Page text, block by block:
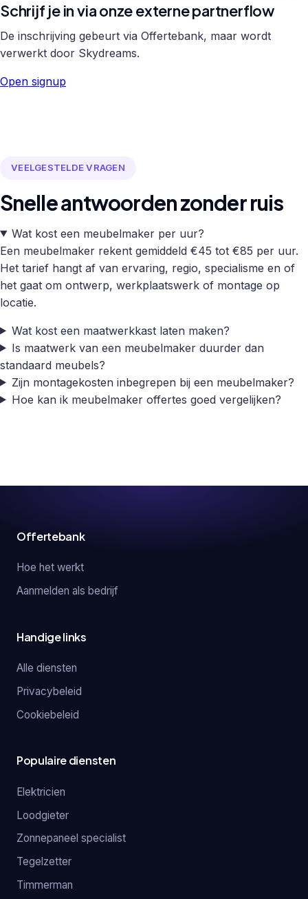
Schrijf je in via onze externe partnerflow
De inschrijving gebeurt via Offertebank, maar wordt
verwerkt door Skydreams.
Open signup
VEELGESTELDE VRAGEN
Snelle antwoorden zonder ruis
Wat kost een meubelmaker per uur?
Een meubelmaker rekent gemiddeld €45 tot €85 per uur.
Het tarief hangt af van ervaring, regio, specialisme en of
het gaat om ontwerp, werkplaatswerk of montage op
locatie.
Wat kost een maatwerkkast laten maken?
Is maatwerk van een meubelmaker duurder dan
standaard meubels?
Zijn montagekosten inbegrepen bij een meubelmaker?
Hoe kan ik meubelmaker offertes goed vergelijken?
Offertebank
Hoe het werkt
Aanmelden als bedrijf
Handige links
Alle diensten
Privacybeleid
Cookiebeleid
Populaire diensten
Elektricien
Loodgieter
Zonnepaneel specialist
Tegelzetter
Timmerman